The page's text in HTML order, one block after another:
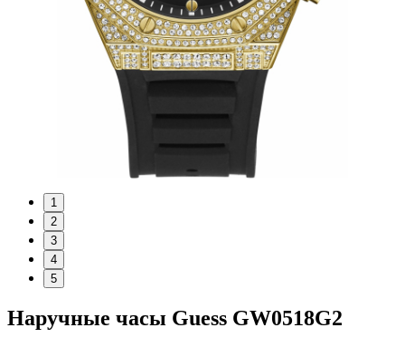
1
2
3
4
5
Наручные часы Guess GW0518G2